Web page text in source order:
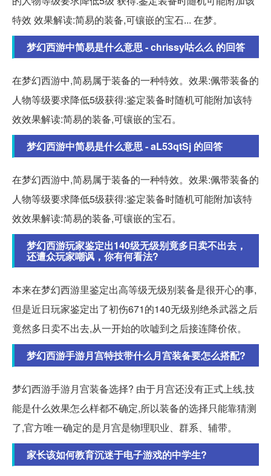
特效 效果解读:简易的装备,可镶嵌的宝石... 在梦。
梦幻西游中简易是什么意思 - chrissy咕么么 的回答
在梦幻西游中,简易属于装备的一种特效。效果:佩带装备的
人物等级要求降低5级获得:鉴定装备时随机可能附加该特
效效果解读:简易的装备,可镶嵌的宝石。
梦幻西游中简易是什么意思 - aL53qtSj 的回答
在梦幻西游中,简易属于装备的一种特效。效果:佩带装备的
人物等级要求降低5级获得:鉴定装备时随机可能附加该特
效效果解读:简易的装备,可镶嵌的宝石。
梦幻西游玩家鉴定出140级无级别竟多日卖不出去，
还遭众玩家嘲讽，你有何看法?
本来在梦幻西游里鉴定出高等级无级别装备是很开心的事,
但是近日玩家鉴定出了初伤671的140无级别绝杀武器之后
竟然多日卖不出去,从一开始的吹嘘到之后接连降价依。
梦幻西游手游月宫特技带什么月宫装备要怎么搭配?
梦幻西游手游月宫装备选择? 由于月宫还没有正式上线,技
能是什么效果怎么样都不确定,所以装备的选择只能靠猜测
了,官方唯一确定的是月宫是物理职业、群系、辅带。
家长该如何教育沉迷于电子游戏的中学生?